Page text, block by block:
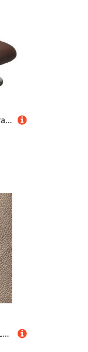
Relaxsessel, Leder BATICK, Braun, 91×109×83 cm, Drehfunktion & Relaxfunktion, Klassisch, Stressless
Akad'or, Swing Relaxsessel - Leder Longlife E soft taupe - Small 2 Motoren, Kipptaster, Kopfteilverstellung, Modern